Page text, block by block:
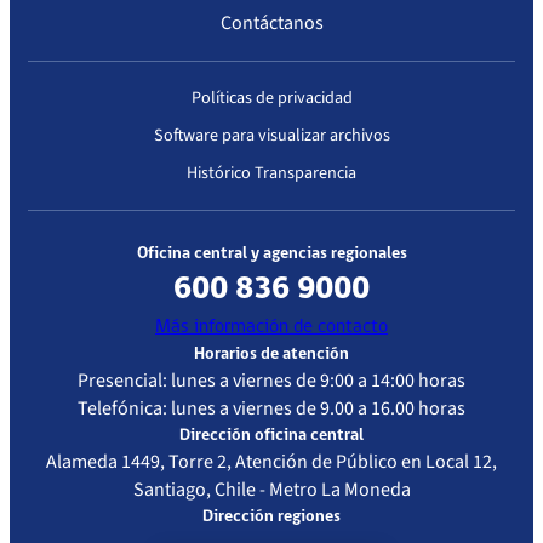
Contáctanos
Políticas de privacidad
Software para visualizar archivos
Histórico Transparencia
Oficina central y agencias regionales
600 836 9000
Más información de contacto
Horarios de atención
Presencial: lunes a viernes de 9:00 a 14:00 horas
Telefónica: lunes a viernes de 9.00 a 16.00 horas
Dirección oficina central
Alameda 1449, Torre 2, Atención de Público en Local 12,
Santiago, Chile - Metro La Moneda
Dirección regiones